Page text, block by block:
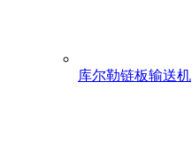
库尔勒链板输送机